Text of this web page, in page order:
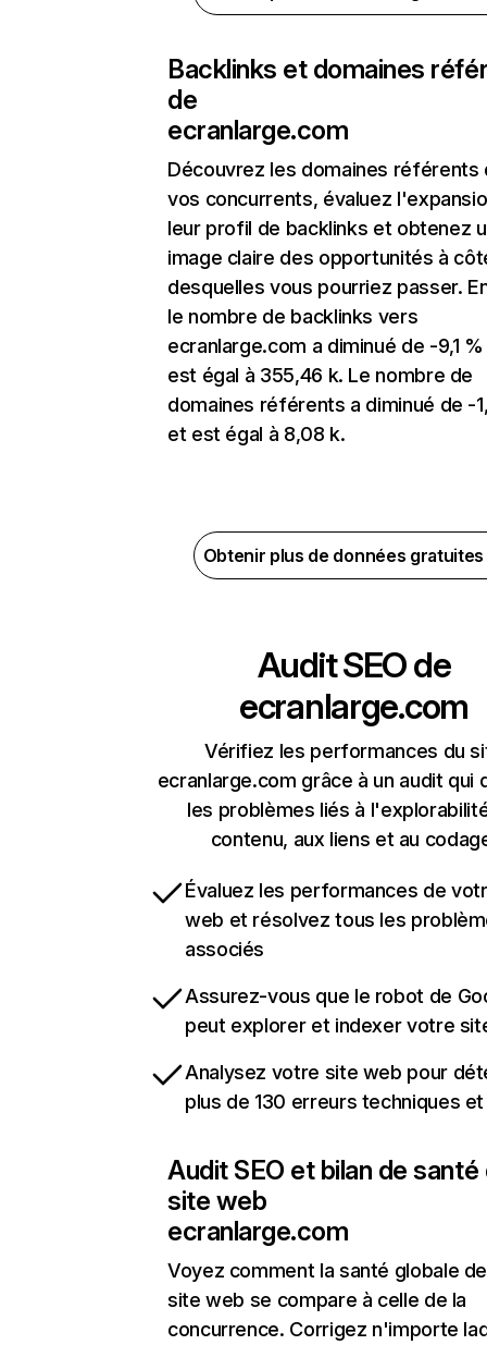
Backlinks et domaines
de
ecranlarge.com
Découvrez les domaines référents
vos concurrents, évaluez
leur profil de backlinks et obtenez
image claire des opportunités à
desquelles vous pourriez passer.
le nombre de backlinks vers
ecranlarge.com a diminué de -9,1
est égal à 355,46 k. Le nombre de
domaines référents a diminué de -
et est égal à 8,08 k.
Obtenir plus de données
Audit SEO de
ecranlarge.com
Vérifiez les performances du
ecranlarge.com grâce à un audit qui
les problèmes liés à
contenu, aux liens et au
Évaluez les performances de
web et résolvez tous les
associés
Assurez-vous que le robot de
peut explorer et indexer votre
Analysez votre site web pour
plus de 130 erreurs techniques et
Audit SEO et bilan de santé
site web
ecranlarge.com
Voyez comment la santé globale
site web se compare à celle de la
concurrence. Corrigez n'importe